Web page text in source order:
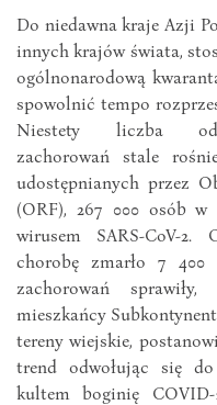
Do niedawna kraje Azji
innych krajów świata,
ogólnonarodową
spowolnić tempo
Niestety liczba
zachorowań stale
udostępnianych przez
(ORF), 267 000 osób w
wirusem SARS-CoV-
chorobę zmarło 7 400
zachorowań
mieszkańcy
tereny wiejskie,
trend odwołując się
kultem boginię